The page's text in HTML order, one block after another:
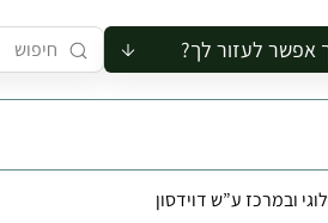
אפשר לעזור לך?
סיור לקבוצה
לקורס
ספרובמרכז ע”ש דוידסון